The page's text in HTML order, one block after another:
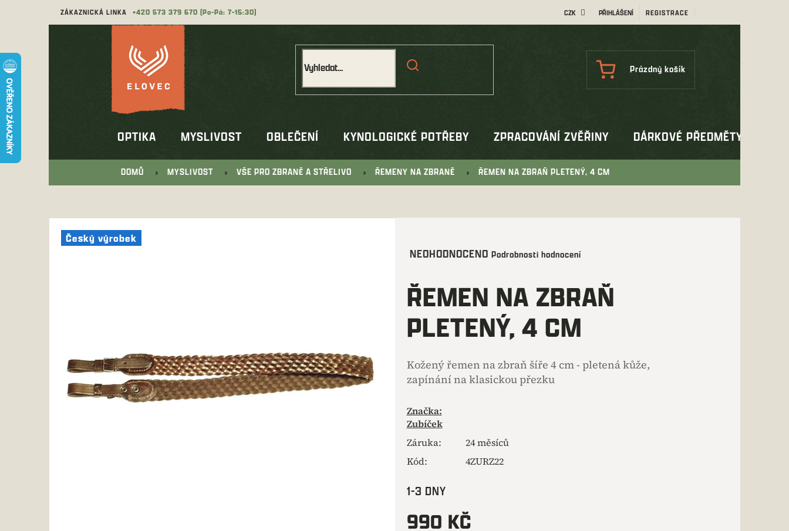
ZÁKAZNICKÁ LINKA 573 379 670 CZK PŘIHLÁŠENÍ REGISTRACE
NÁKUPNÍ
Prázdný košík
OPTIKA MYSLIVOST OBLEČENÍ KYNOLOGICKÉ POTŘEBY ZPRACOVÁNÍ ZVĚŘINY DÁRKOVÉ PŘEDMĚTY
DOMŮ MYSLIVOST VŠE PRO ZBRANĚ A STŘELIVO ŘEMENY NA ZBRANĚ ŘEMEN NA ZBRAŇ PLETENÝ, 4 CM
Český výrobek
Český výrobek
Průměrné
je
0,0
z
NEOHODNOCENO Podrobnosti hodnocení
ŘEMEN NA ZBRAŇ
PLETENÝ, 4 CM
Kožený řemen na zbraň šíře 4 cm - pletená kůže,
zapínání na klasickou přezku
Značka:
Zubíček
Záruka:
24 měsíců
Kód:
4ZURZ22
1-3 DNY
990 KČ